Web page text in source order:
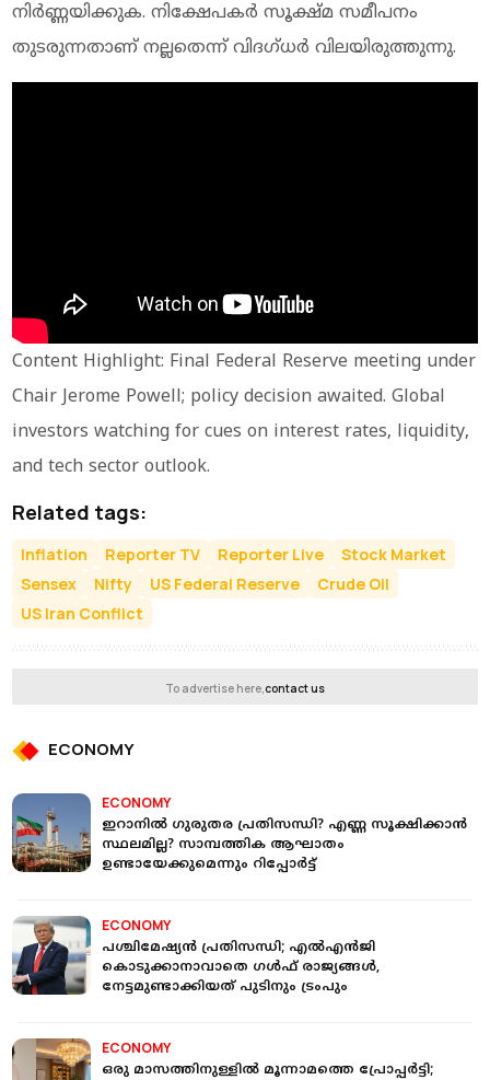
നിർണ്ണയിക്കുക. നിക്ഷേപകർ സൂക്ഷ്മ സമീപനം
തുടരുന്നതാണ് നല്ലതെന്ന് വിദ​ഗ്ധർ വിലയിരുത്തുന്നു.
Content Highlight: Final Federal Reserve meeting under
Chair Jerome Powell; policy decision awaited. Global
investors watching for cues on interest rates, liquidity,
and tech sector outlook.
Related tags:
Inflation Reporter TV Reporter Live
Stock Market
Sensex
Nifty US Federal Reserve
Crude Oil
US Iran Conflict
To advertise here,contact us
ECONOMY
ECONOMY
ഇറാനിൽ ഗുരുതര പ്രതിസന്ധി? എണ്ണ സൂക്ഷിക്കാൻ
സ്ഥലമില്ല? സാമ്പത്തിക ആഘാതം
ഉണ്ടായേക്കുമെന്നും റിപ്പോർട്ട്
ECONOMY
പശ്ചിമേഷ്യന്‍ പ്രതിസന്ധി; എല്‍എന്‍ജി
കൊടുക്കാനാവാതെ ഗള്‍ഫ് രാജ്യങ്ങള്‍,
നേട്ടമുണ്ടാക്കിയത് പുടിനും ട്രംപും
ECONOMY
ഒരു മാസത്തിനുള്ളില്‍ മൂന്നാമത്തെ പ്രോപ്പര്‍ട്ടി;